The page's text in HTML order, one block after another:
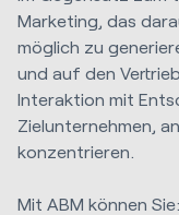
Marketing, das
möglich zu
und auf den
Interaktion mit
Zielunternehmen,
konzentrieren.
Mit ABM können Sie: